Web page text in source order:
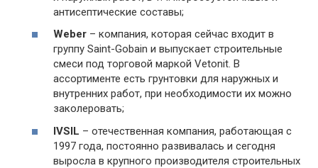
антисептические составы;
Weber – компания, которая сейчас входит в
группу Saint-Gobain и выпускает строительные
смеси под торговой маркой Vetonit. В
ассортименте есть грунтовки для наружных и
внутренних работ, при необходимости их можно
заколеровать;
IVSIL – отечественная компания, работающая с
1997 года, постоянно развивалась и сегодня
выросла в крупного производителя строительных